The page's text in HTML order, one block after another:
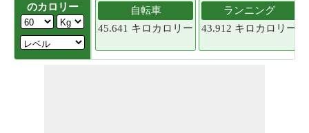
のカロリー
自転車
45.641 キロカロリー
ランニング
43.912 キロカロリー